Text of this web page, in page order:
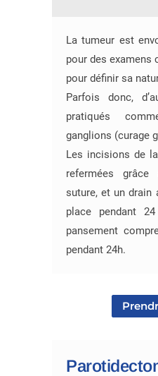
La tumeur est
pour des examens
pour définir sa
Parfois donc,
pratiqués
ganglions (curage
Les incisions de
refermées
suture, et un
place pendant
pansement
pendant 24h.